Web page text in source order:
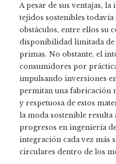
A pesar de sus ventajas,
tejidos sostenibles
obstáculos, entre ellos su
disponibilidad limitada de
primas. No obstante, el
consumidores por
impulsando inversiones
permitan una fabricación
y respetuosa de estos
la moda sostenible resulta
progresos en ingeniería
integración cada vez más
circulares dentro de los